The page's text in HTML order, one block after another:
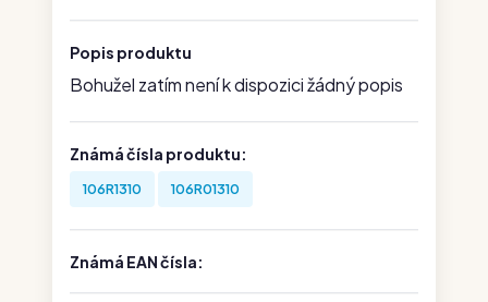
Popis produktu
Bohužel zatím není k dispozici žádný popis
Známá čísla produktu:
106R1310 106R01310
Známá EAN čísla: